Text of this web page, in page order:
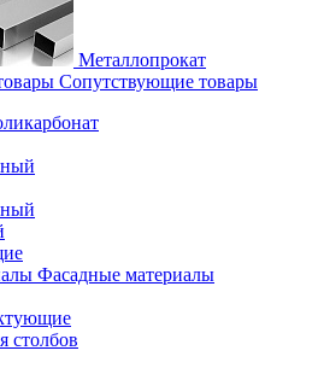
Металлопрокат
Сопутствующие товары
Фасадные материалы
столбов